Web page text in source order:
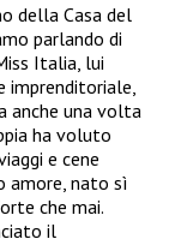
della Casa del
parlando di
Italia, lui
anche una volta
ha voluto
e cene
amore, nato sì
che mai.
il